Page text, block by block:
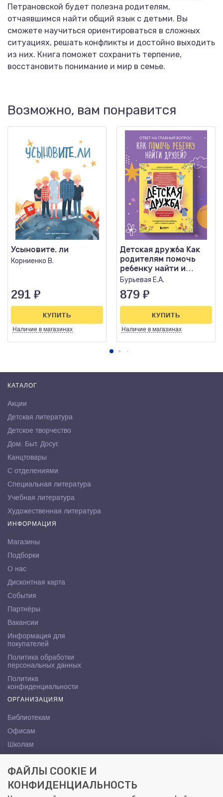
Петрановской будет полезна родителям,
отчаявшимся найти общий язык с детьми. Вы
сможете научиться ориентироваться в сложных
ситуациях, решать конфликты и достойно выходить
из них. Книга поможет сохранить терпение,
восстановить понимание и мир в семье.
Возможно, вам понравится
Усыновите. ли
Корниенко В.
291 ₽
Наличие в магазинах
КУПИТЬ
Детская дружба Как
родителям помочь
ребенку найти и
сохранить друзей
Бурьевая Е.А.
879 ₽
Наличие в магазинах
КУПИТЬ
КАТАЛОГ
Акции
Детская литература
Детское творчество
Дом. Быт. Досуг.
Канцтовары
С отделениями
Специальная литература
Учебная литература
Художественная литература
ИНФОРМАЦИЯ
Магазины
Подборки
О нас
Дисконтная карта
События
Партнёры
Вакансии
Информация для
покупателей
Политика обработки
персональных данных
Политика
конфиденциальности
ОРГАНИЗАЦИЯМ
Библиотекам
Офисам
Школам
КОНТАКТЫ
Саратов, ул. Осипова, 10А
ФАЙЛЫ COOKIE И
КОНФИДЕНЦИАЛЬНОСТЬ